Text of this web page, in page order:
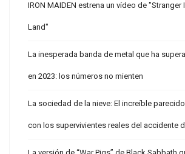
IRON MAIDEN estrena un vídeo de "Stranger
Land"
La inesperada banda de metal que ha
en 2023: los números no mienten
La sociedad de la nieve: El increíble
con los supervivientes reales del accidente